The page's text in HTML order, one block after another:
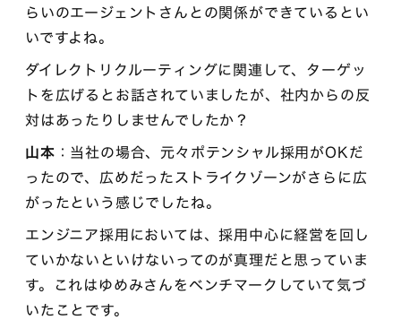
らいのエージェントさんとの関係ができているとい
いですよね。
ダイレクトリクルーティングに関連して、ターゲッ
トを広げるとお話されていましたが、社内からの反
対はあったりしませんでしたか？
山本 ：当社の場合、元々ポテンシャル採用がOKだ
ったので、広めだったストライクゾーンがさらに広
がったという感じでしたね。
エンジニア採用においては、採用中心に経営を回し
ていかないといけないってのが真理だと思っていま
す。これはゆめみさんをベンチマークしていて気づ
いたことです。